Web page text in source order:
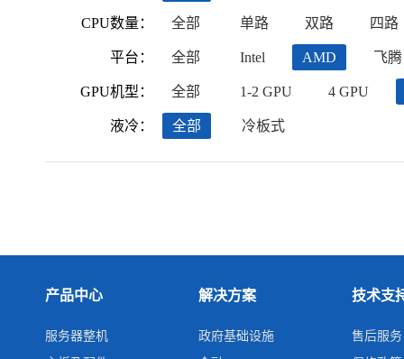
CPU数量：
平台：
GPU机型：
液冷：
全部 单路 双路 四路
全部 Intel AMD 飞腾
全部 1-2 GPU 4 GPU
全部 冷板式
产品中心
服务器整机
解决方案
政府基础设施
技术支
售后服务